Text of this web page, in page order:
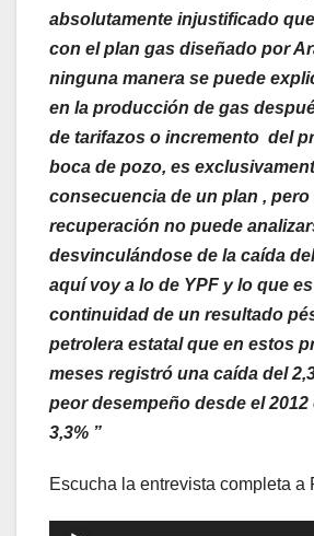
absolutamente injustificado
con el plan gas diseñado por
ninguna manera se puede
en la producción de gas
de tarifazos o incremento del
boca de pozo, es
consecuencia de un plan , pero
recuperación no puede
desvinculándose de la caída
aquí voy a lo de YPF y lo que
continuidad de un resultado
petrolera estatal que en estos
meses registró una caída del
peor desempeño desde el
3,3% ”
Escucha la entrevista completa a